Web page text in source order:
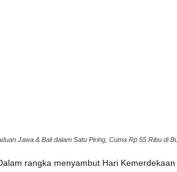
Jawa & Bali dalam Satu Piring, Cuma Rp 55 Ribu di
rangka menyambut Hari